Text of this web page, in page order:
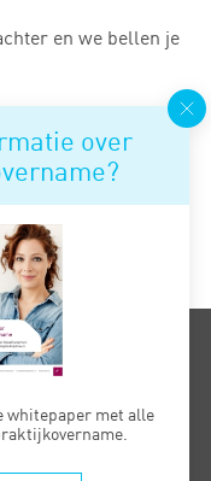
over
whitepaper met alle
en we bellen je